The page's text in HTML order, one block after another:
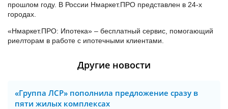
прошлом году. В России Нмаркет.ПРО представлен в 24-х
городах.
«Нмаркет.ПРО: Ипотека» – бесплатный сервис, помогающий
риелторам в работе с ипотечными клиентами.
Другие новости
«Группа ЛСР» пополнила предложение сразу в
пяти жилых комплексах